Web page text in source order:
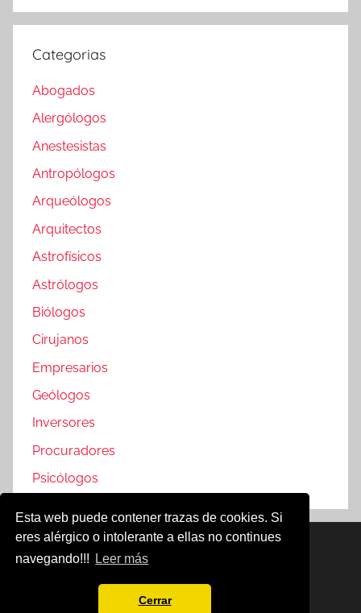
Esta web puede contener trazas de cookies. Si
eres alérgico o intolerante a ellas no continues
navegando!!!
Leer más
Cerrar
Categorias
Abogados
Alergólogos
Anestesistas
Antropólogos
Arqueólogos
Arquitectos
Astrofísicos
Astrólogos
Biólogos
Cirujanos
Empresarios
Geólogos
Inversores
Procuradores
Psicólogos
Famosos @2019
Política de Cookies